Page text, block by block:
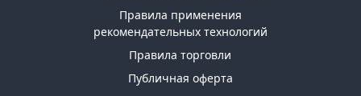
Правила применения
рекомендательных технологий
Правила торговли
Публичная оферта